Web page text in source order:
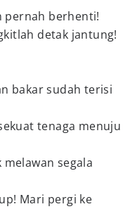
pernah berhenti!
detak jantung!
bakar sudah terisi
tenaga menuju
segala
Mari pergi ke